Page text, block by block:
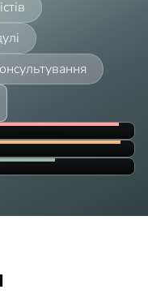
& МАРКЕТИНГ